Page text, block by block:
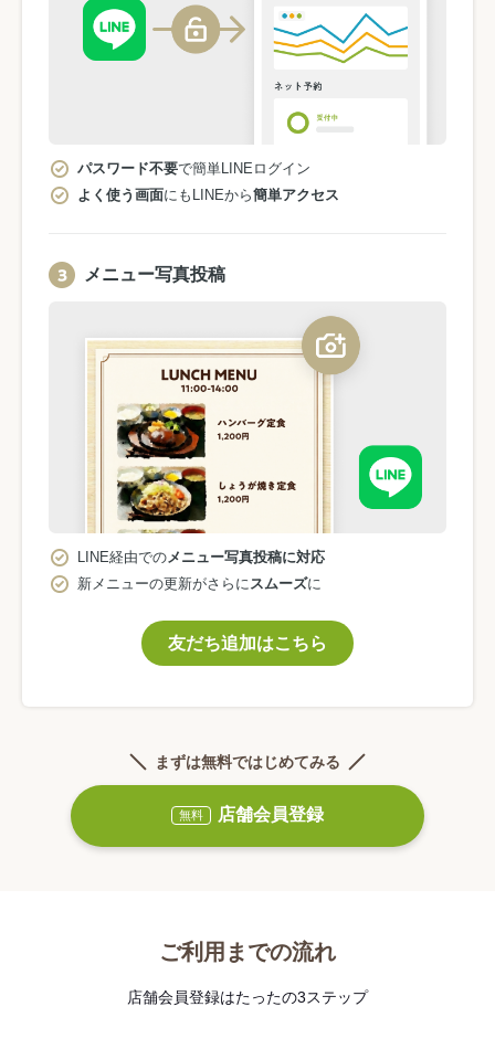
パスワード不要で簡単LINEログイン
よく使う画面にもLINEから簡単アクセス
メニュー写真投稿
LINE経由での メニュー写真投稿に対応
新メニューの更新がさらに スムーズに
友だち追加はこちら
まずは無料ではじめてみる
無料 店舗会員登録
ご利用までの流れ
店舗会員登録はたったの3ステップ